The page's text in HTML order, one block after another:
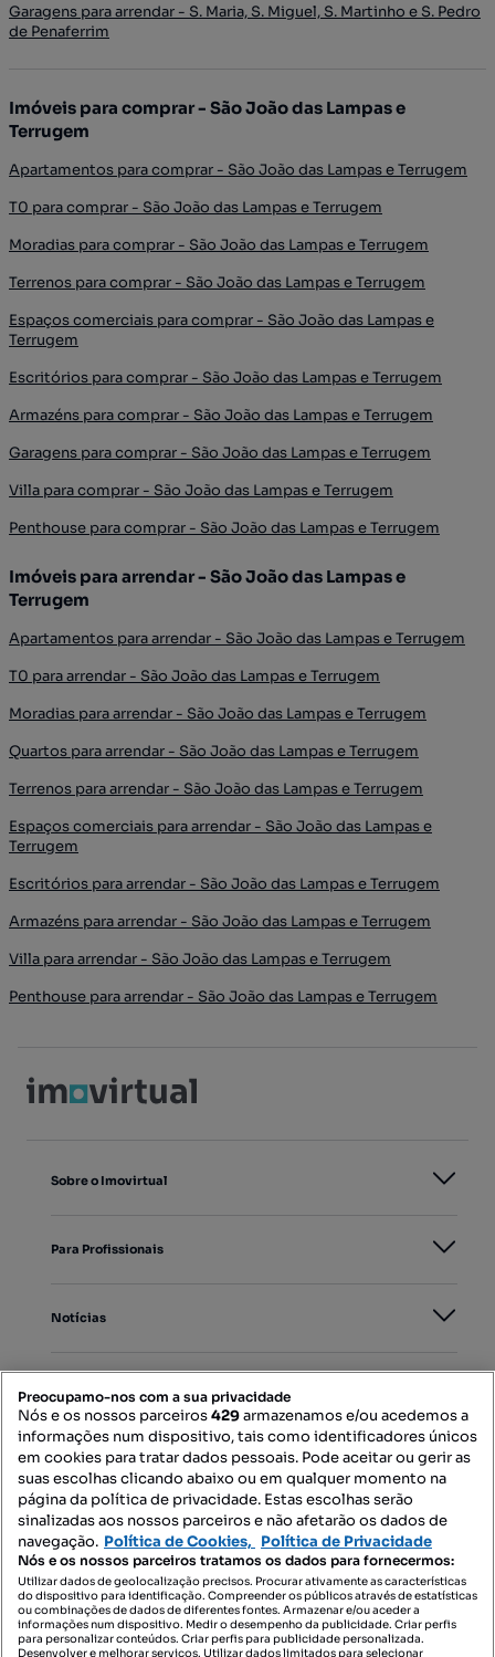
Garagens para arrendar - S. Maria, S. Miguel, S. Martinho e S. Pedro
de Penaferrim
Imóveis para comprar - São João das Lampas e
Terrugem
Apartamentos para comprar - São João das Lampas e Terrugem
T0 para comprar - São João das Lampas e Terrugem
Moradias para comprar - São João das Lampas e Terrugem
Terrenos para comprar - São João das Lampas e Terrugem
Espaços comerciais para comprar - São João das Lampas e
Terrugem
Escritórios para comprar - São João das Lampas e Terrugem
Armazéns para comprar - São João das Lampas e Terrugem
Garagens para comprar - São João das Lampas e Terrugem
Villa para comprar - São João das Lampas e Terrugem
Penthouse para comprar - São João das Lampas e Terrugem
Imóveis para arrendar - São João das Lampas e
Terrugem
Apartamentos para arrendar - São João das Lampas e Terrugem
T0 para arrendar - São João das Lampas e Terrugem
Moradias para arrendar - São João das Lampas e Terrugem
Quartos para arrendar - São João das Lampas e Terrugem
Terrenos para arrendar - São João das Lampas e Terrugem
Espaços comerciais para arrendar - São João das Lampas e
Terrugem
Escritórios para arrendar - São João das Lampas e Terrugem
Armazéns para arrendar - São João das Lampas e Terrugem
Villa para arrendar - São João das Lampas e Terrugem
Penthouse para arrendar - São João das Lampas e Terrugem
Sobre o Imovirtual
Para Profissionais
Notícias
Mapa do Site
Contacte-nos
SIGA-NOS:
Preocupamo-nos com a sua privacidade
Nós e os nossos parceiros429armazenamos e/ou acedemos a
informações num dispositivo, tais como identificadores únicos
em cookies para tratar dados pessoais. Pode aceitar ou gerir as
suas escolhas clicando abaixo ou em qualquer momento na
página da política de privacidade. Estas escolhas serão
sinalizadas aos nossos parceiros e não afetarão os dados de
navegação. Política de Cookies, Política de Privacidade
Nós e os nossos parceiros tratamos os dados para fornecermos:
Utilizar dados de geolocalização precisos. Procurar ativamente as características
do dispositivo para identificação. Compreender os públicos através de estatísticas
ou combinações de dados de diferentes fontes. Armazenar e/ou aceder a
informações num dispositivo. Medir o desempenho da publicidade. Criar perfis
para personalizar conteúdos. Criar perfis para publicidade personalizada.
Desenvolver e melhorar serviços. Utilizar dados limitados para selecionar